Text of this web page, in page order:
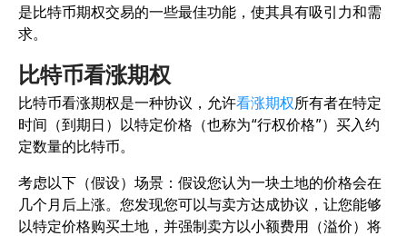
是比特币期权交易的一些最佳功能，使其具有吸引力和需
求。
比特币看涨期权
比特币看涨期权是一种协议，允许看涨期权所有者在特定
时间（到期日）以特定价格（也称为“行权价格”）买入约
定数量的比特币。
考虑以下（假设）场景：假设您认为一块土地的价格会在
几个月后上涨。您发现您可以与卖方达成协议，让您能够
以特定价格购买土地，并强制卖方以小额费用（溢价）将